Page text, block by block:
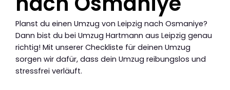
Planst du einen Umzug von Leipzig nach Osmaniye?
Dann bist du bei Umzug Hartmann aus Leipzig genau
richtig! Mit unserer Checkliste für deinen Umzug
sorgen wir dafür, dass dein Umzug reibungslos und
stressfrei verläuft.